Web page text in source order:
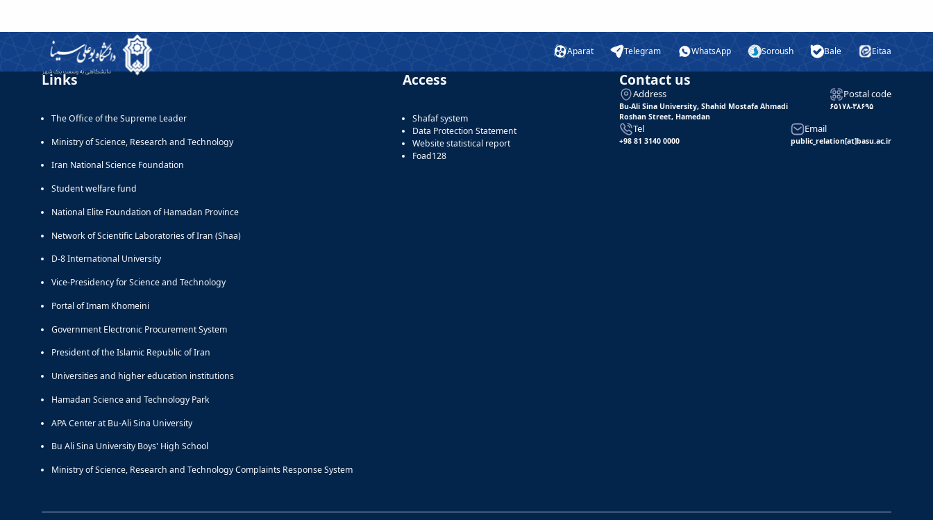
Aparat Telegram WhatsApp Soroush Bale Eitaa
Links
The Office of the Supreme Leader
Ministry of Science, Research and Technology
Iran National Science Foundation
Student welfare fund
National Elite Foundation of Hamadan Province
Network of Scientific Laboratories of Iran (Shaa)
D-8 International University
Vice-Presidency for Science and Technology
Portal of Imam Khomeini
Government Electronic Procurement System
President of the Islamic Republic of Iran
Universities and higher education institutions
Hamadan Science and Technology Park
APA Center at Bu-Ali Sina University
Bu Ali Sina University Boys' High School
Ministry of Science, Research and Technology Complaints Response System
Access
Shafaf system
Data Protection Statement
Website statistical report
Foad128
Contact us
Address
Bu-Ali Sina University, Shahid Mostafa Ahmadi
Roshan Street, Hamedan
Postal code
۶۵۱۷۸-۳۸۶۹۵
Tel
+98 81 3140 0000
Email
public_relation[at]basu.ac.ir